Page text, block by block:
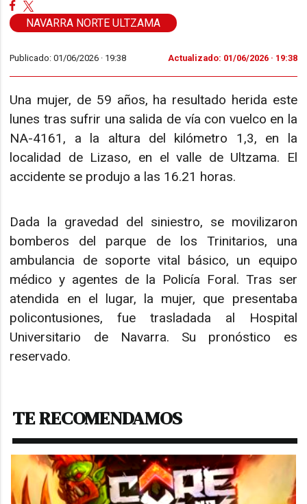
NAVARRA NORTE ULTZAMA
Publicado: 01/06/2026 · 19:38 Actualizado: 01/06/2026 · 19:38
Una mujer, de 59 años, ha resultado herida este
lunes tras sufrir una salida de vía con vuelco en la
NA-4161, a la altura del kilómetro 1,3, en la
localidad de Lizaso, en el valle de Ultzama. El
accidente se produjo a las 16.21 horas.
Dada la gravedad del siniestro, se movilizaron
bomberos del parque de los Trinitarios, una
ambulancia de soporte vital básico, un equipo
médico y agentes de la Policía Foral. Tras ser
atendida en el lugar, la mujer, que presentaba
policontusiones, fue trasladada al Hospital
Universitario de Navarra. Su pronóstico es
reservado.
TE RECOMENDAMOS